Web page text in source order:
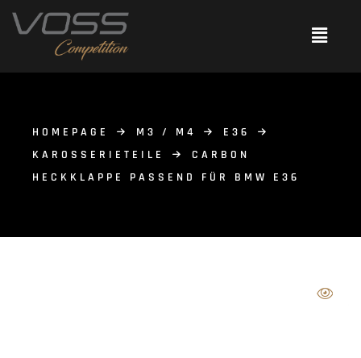
HOMEPAGE M3 / M4
E36
KAROSSERIETEILE
CARBON
HECKKLAPPE PASSEND FÜR BMW E36